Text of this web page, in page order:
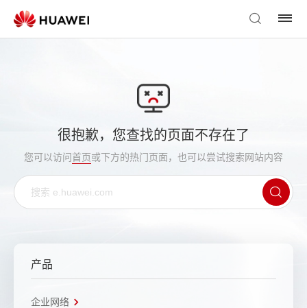
很抱歉，您查找的页面不存在了
您可以访问首页或下方的热门页面，也可以尝试搜索网站内容
产品
企业网络